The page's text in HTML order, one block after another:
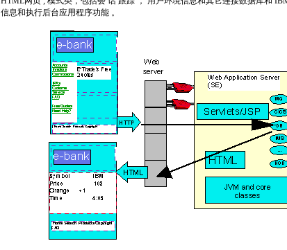
信息和执行后台应用程序功能 。